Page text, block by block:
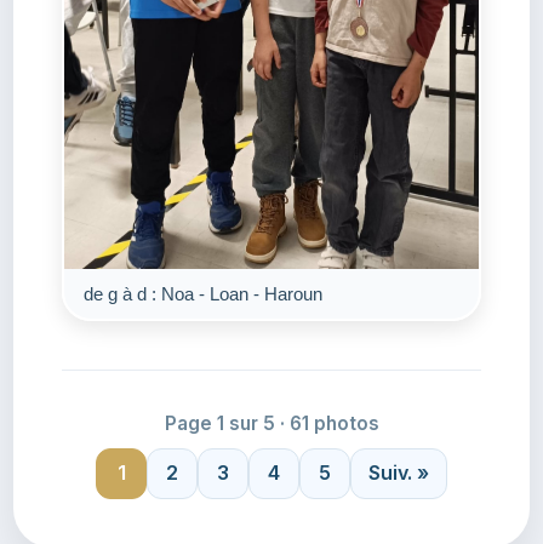
de g à d : Noa - Loan - Haroun
Page 1 sur 5 · 61 photos
1 2 3 4 5 Suiv. »